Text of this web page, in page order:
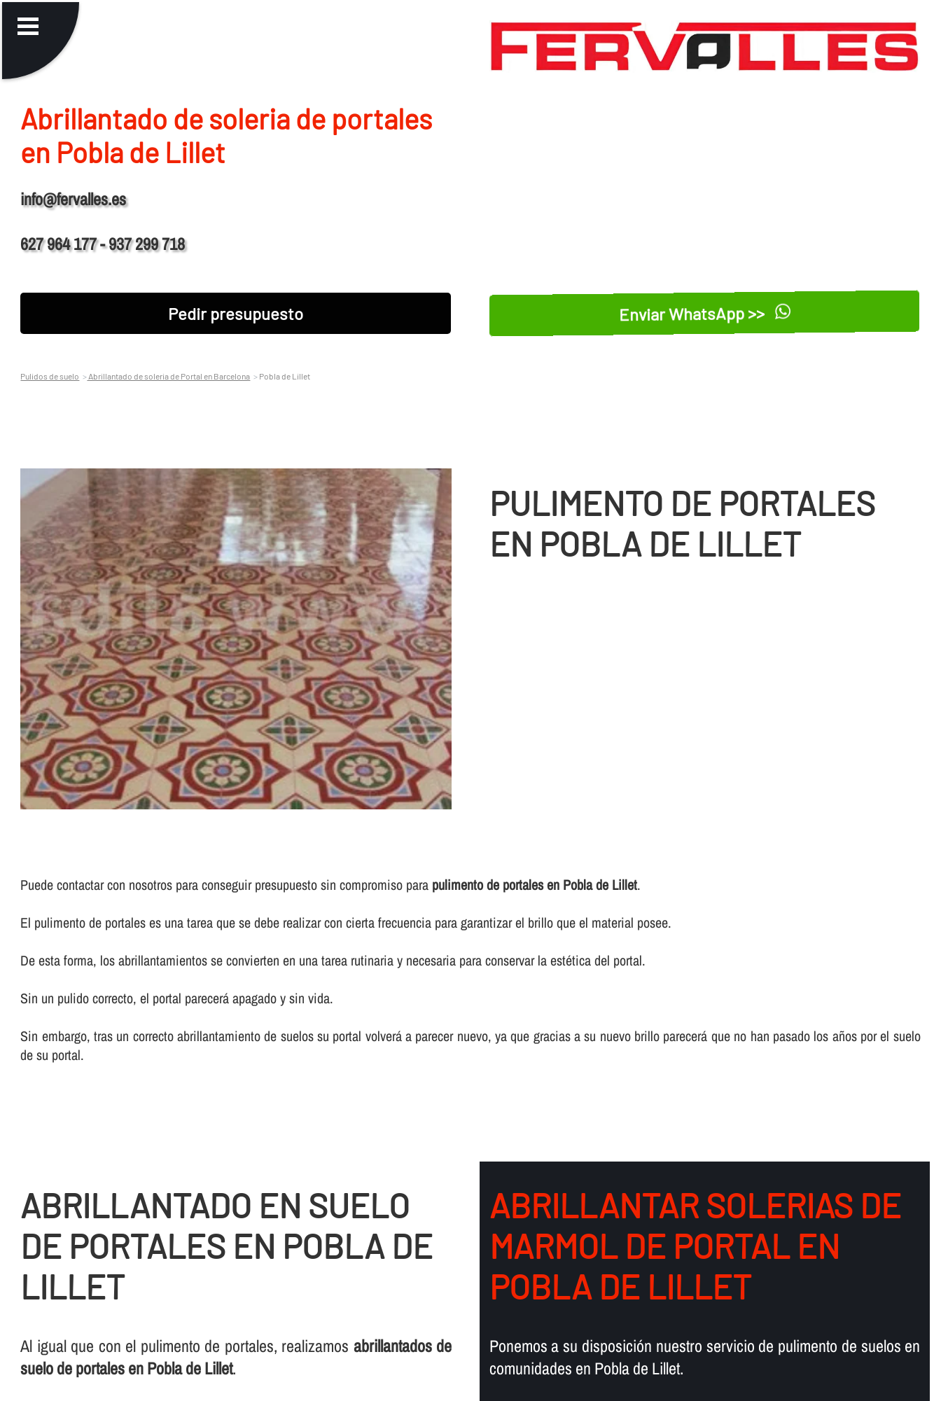
Abrillantado de soleria de portales
en Pobla de Lillet
info@fervalles.es
627 964 177 - 937 299 718
Pedir presupuesto Enviar WhatsApp >>
Pulidos de suelo Abrillantado de soleria de Portal en Barcelona Pobla de Lillet
PULIMENTO DE PORTALES
EN POBLA DE LILLET
Puede contactar con nosotros para conseguir presupuesto sin compromiso para pulimento de portales en Pobla de Lillet.
El pulimento de portales es una tarea que se debe realizar con cierta frecuencia para garantizar el brillo que el material posee.
De esta forma, los abrillantamientos se convierten en una tarea rutinaria y necesaria para conservar la estética del portal.
Sin un pulido correcto, el portal parecerá apagado y sin vida.
Sin embargo, tras un correcto abrillantamiento de suelos su portal volverá a parecer nuevo, ya que gracias a su nuevo brillo parecerá que no han pasado los años por el suelo
de su portal.
ABRILLANTADO EN SUELO
DE PORTALES EN POBLA DE
LILLET
Al igual que con el pulimento de portales, realizamos abrillantados de
suelo de portales en Pobla de Lillet.
ABRILLANTAR SOLERIAS DE
MARMOL DE PORTAL EN
POBLA DE LILLET
Ponemos a su disposición nuestro servicio de pulimento de suelos en
comunidades en Pobla de Lillet.